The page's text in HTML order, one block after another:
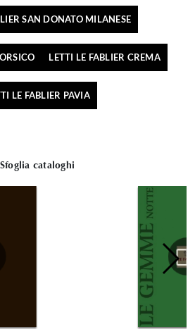
SAN DONATO MILANESE
LETTI LE FABLIER CREMA
LE FABLIER PAVIA
Sfoglia cataloghi